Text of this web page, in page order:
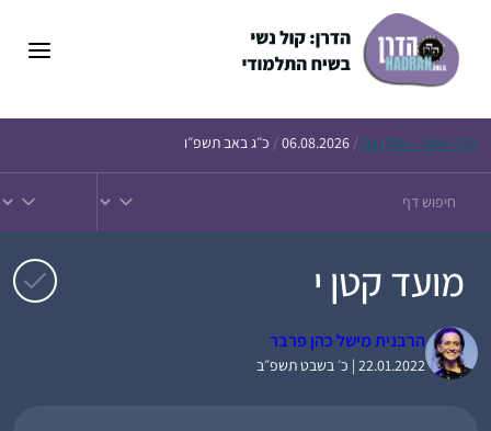
הדף היומי – חולין צח /
06.08.2026
/ כ״ג באב תשפ״ו
מועד קטן י
הרבנית מישל כהן פרבר
22.01.2022 | כ׳ בשבט תשפ״ב